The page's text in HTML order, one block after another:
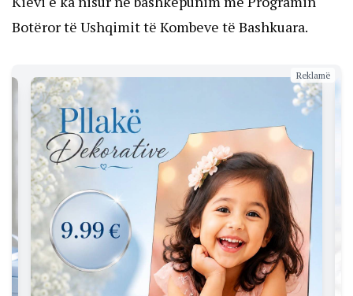
Botëror të Ushqimit të Kombeve të Bashkuara.
Reklamë